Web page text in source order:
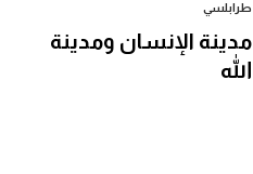
طرابلسي
مدينة الإنسان ومدينة
الله